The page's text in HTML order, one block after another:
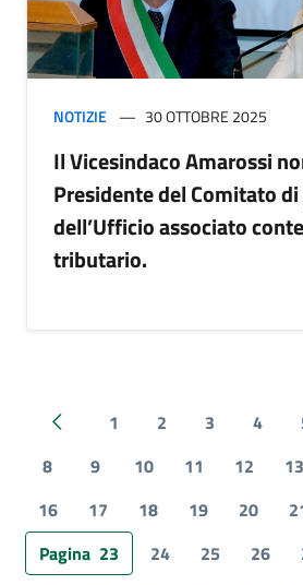
NOTIZIE 30 OTTOBRE 2025
Il Vicesindaco Amarossi
Presidente del Comitato
dell’Ufficio associato
tributario.
Pagina precedente
1 2 3 4
8
9 10 11 12 13
16
17 18 19 20
Pagina 23 24 25 26